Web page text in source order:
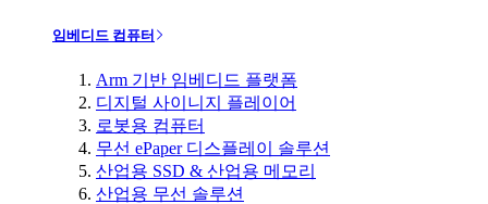
임베디드 컴퓨터
Arm 기반 임베디드 플랫폼
디지털 사이니지 플레이어
로봇용 컴퓨터
무선 ePaper 디스플레이 솔루션
산업용 SSD & 산업용 메모리
산업용 무선 솔루션